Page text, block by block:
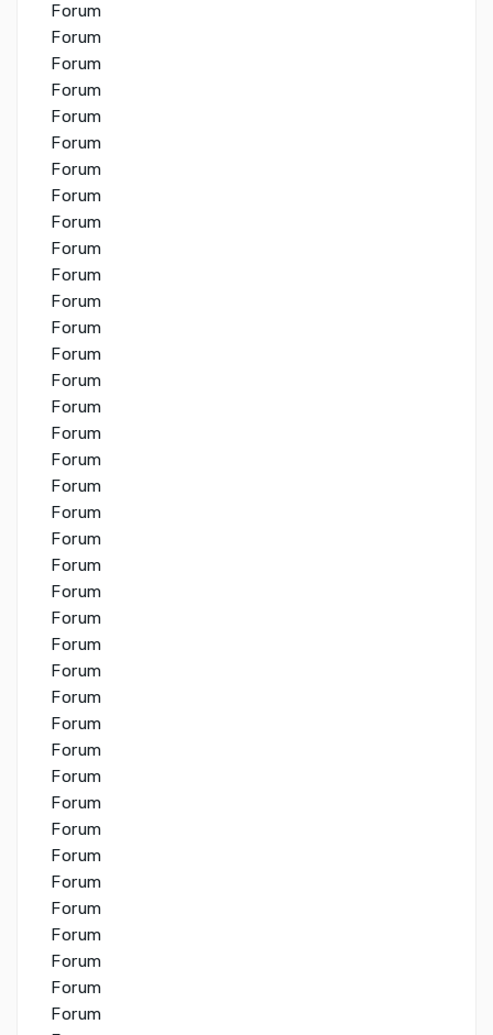
Forum
Forum
Forum
Forum
Forum
Forum
Forum
Forum
Forum
Forum
Forum
Forum
Forum
Forum
Forum
Forum
Forum
Forum
Forum
Forum
Forum
Forum
Forum
Forum
Forum
Forum
Forum
Forum
Forum
Forum
Forum
Forum
Forum
Forum
Forum
Forum
Forum
Forum
Forum